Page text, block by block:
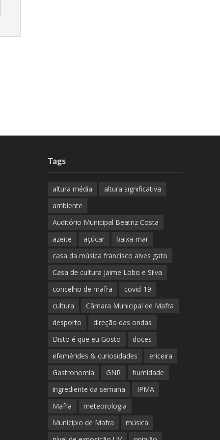
Tags
altura média
altura significativa
ambiente
Auditório Municipal Beatriz Costa
azeite
açúcar
baixa-mar
casa da música francisco alves gato
Casa de cultura Jaime Lobo e Silva
concelho de mafra
covid-19
cultura
Câmara Municipal de Mafra
desporto
direção das ondas
Disto é que eu Gosto
doces
efemérides & curiosidades
ericeira
Gastronomia
GNR
humidade
ingrediente da semana
IPMA
Mafra
meteorologia
Município de Mafra
música